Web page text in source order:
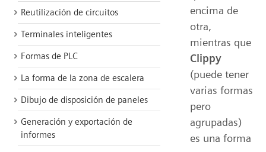
Reutilización de circuitos
Terminales inteligentes
Formas de PLC
La forma de la zona de escalera
Dibujo de disposición de paneles
Generación y exportación de
informes
encima de
otra,
mientras que
Clippy
(puede tener
varias formas
pero
agrupadas)
es una forma